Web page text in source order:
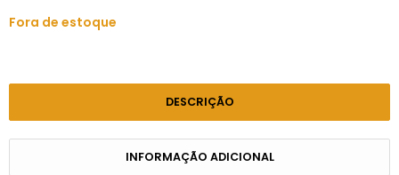
Fora de estoque
DESCRIÇÃO
INFORMAÇÃO ADICIONAL